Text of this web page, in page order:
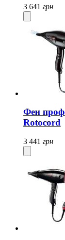
3 641 грн
Фен
Rotocord
3 441 грн